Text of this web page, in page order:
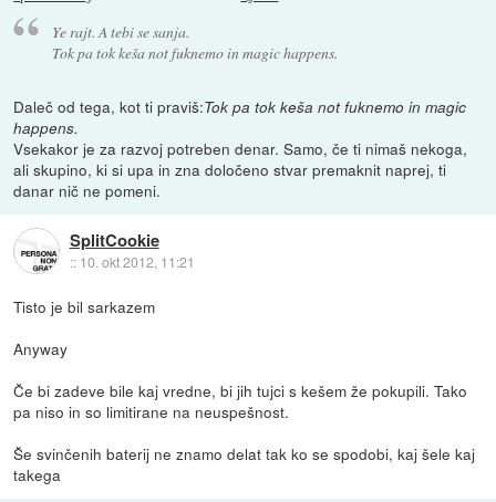
Ye rajt. A tebi se sanja.
Tok pa tok keša not fuknemo in magic happens.
Daleč od tega, kot ti praviš:Tok pa tok keša not fuknemo in magic
happens.
Vsekakor je za razvoj potreben denar. Samo, če ti nimaš nekoga,
ali skupino, ki si upa in zna določeno stvar premaknit naprej, ti
danar nič ne pomeni.
SplitCookie
:: 10. okt 2012, 11:21
Tisto je bil sarkazem
Anyway
Če bi zadeve bile kaj vredne, bi jih tujci s kešem že pokupili. Tako
pa niso in so limitirane na neuspešnost.
Še svinčenih baterij ne znamo delat tak ko se spodobi, kaj šele kaj
takega